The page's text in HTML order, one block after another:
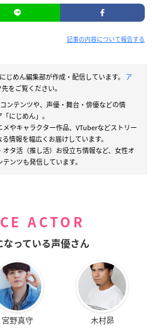
記事の内容について報告する
じめん編集部が作成・配信しています。 ア
をご覧ください。
ンテンツや、声優・舞台・俳優などの情
にじめん」。
やキャラクター作品、VTuberなどストリー
情報を幅広くお届けしています。
タ活（推し活）お役立ち情報など、女性オ
ンツも発信しています。
ACTOR
なっている声優さん
宮野真守 木村昴